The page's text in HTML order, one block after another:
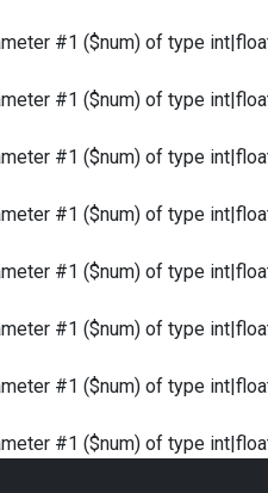
#1 ($num) of type
#1 ($num) of type
#1 ($num) of type
#1 ($num) of type
#1 ($num) of type
#1 ($num) of type
#1 ($num) of type
#1 ($num) of type